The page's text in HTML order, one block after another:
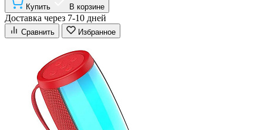
Купить В корзине
Доставка через 7-10 дней
Сравнить Избранное